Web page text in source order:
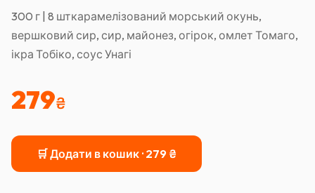
300 г | 8 шткарамелізований морський окунь,
вершковий сир, сир, майонез, огірок, омлет Томаго,
ікра Тобіко, соус Унагі
279₴
🛒 Додати в кошик ·279 ₴